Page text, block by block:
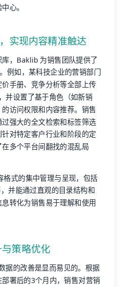
心。
实现内容精准触达
，Baklib 为销售团队提供了
例如，某科技企业的营销部门
手册、竞争分析等全部上传
并设置了基于角色（如新销
访问权限和内容推荐。销售
强大的全文检索和标签筛选
对特定客户行业和阶段的定
多个平台间翻找的混乱局
式的集中管理与呈现，包括
并能通过直观的目录结构和
转化为销售易于理解和使用
策略优化
据的改善是显而易见的。根据
署后的3个月内，销售对营销